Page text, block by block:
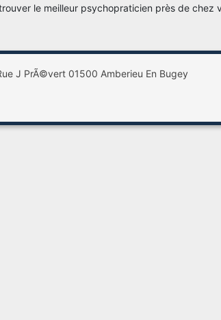
le meilleur psychopraticien près de chez
J PrÃ©vert 01500 Amberieu En Bugey